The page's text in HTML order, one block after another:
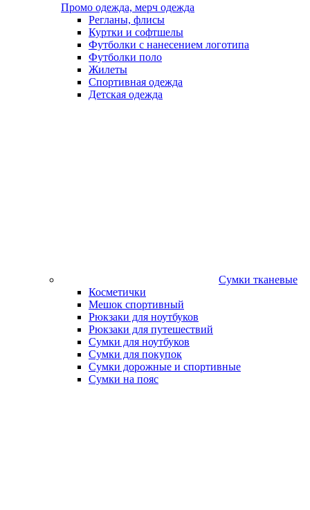
Промо одежда, мерч одежда
Регланы, флисы
Куртки и софтшелы
Футболки с нанесением логотипа
Футболки поло
Жилеты
Спортивная одежда
Детская одежда
Сумки тканевые
Косметички
Мешок спортивный
Рюкзаки для ноутбуков
Рюкзаки для путешествий
Сумки для ноутбуков
Сумки для покупок
Сумки дорожные и спортивные
Сумки на пояс